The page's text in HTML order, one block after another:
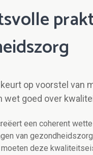
op voorstel van
wet goed over
een coherent
van
deze